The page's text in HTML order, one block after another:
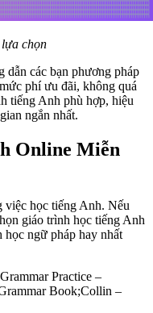
chọn
các bạn phương pháp
phí ưu đãi, không quá
tiếng Anh phù hợp, hiệu
ngắn nhất.
Online Miễn
việc học tiếng Anh. Nếu
giáo trình học tiếng Anh
ngữ pháp hay nhất
Practice –
Book;Collin –